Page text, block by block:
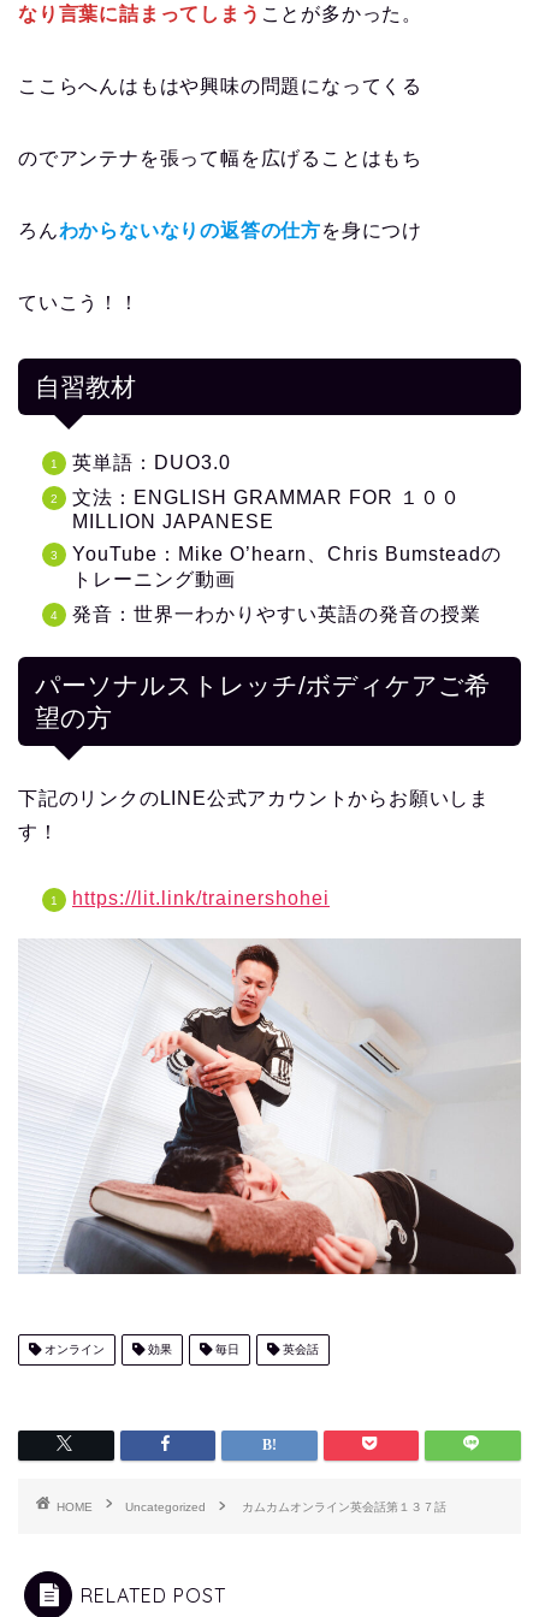
なり言葉に詰まってしまう ことが多かった。
ここらへんはもはや興味の問題になってくる
のでアンテナを張って幅を広げることはもち
ろんわからないなりの返答の仕方を身につけ
ていこう！！
自習教材
英単語：DUO3.0
文法：ENGLISH GRAMMAR FOR １００
MILLION JAPANESE
YouTube：Mike O’hearn、Chris Bumsteadの
トレーニング動画
発音：世界一わかりやすい英語の発音の授業
パーソナルストレッチ/ボディケアご希
望の方
下記のリンクのLINE公式アカウントからお願いしま
す！
https://lit.link/trainershohei
オンライン 効果 毎日 英会話
HOME Uncategorized カムカムオンライン英会話第１３７話
RELATED POST